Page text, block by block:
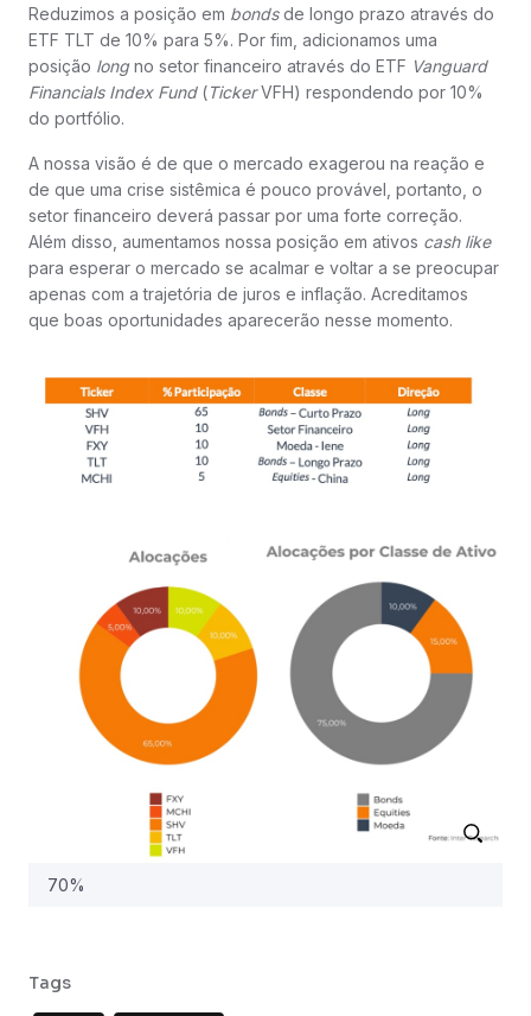
Reduzimos a posição em bondsde longo prazo através do
ETF TLT de 10% para 5%. Por fim, adicionamos uma
posição longno setor financeiro através do ETF Vanguard
Financials Index Fund (TickerVFH) respondendo por 10%
do portfólio.
A nossa visão é de que o mercado exagerou na reação e
de que uma crise sistêmica é pouco provável, portanto, o
setor financeiro deverá passar por uma forte correção.
Além disso, aumentamos nossa posição em ativos cash like
para esperar o mercado se acalmar e voltar a se preocupar
apenas com a trajetória de juros e inflação. Acreditamos
que boas oportunidades aparecerão nesse momento.
70%
Tags